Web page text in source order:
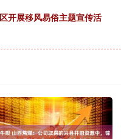
开展移风易俗主题宣传活